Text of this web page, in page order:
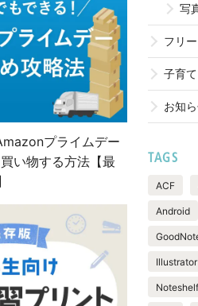
プライムデー
い物する方法【最
写
フリ
子育て
お知
TAGS
ACF
Android
Illustrator
Noteshelf